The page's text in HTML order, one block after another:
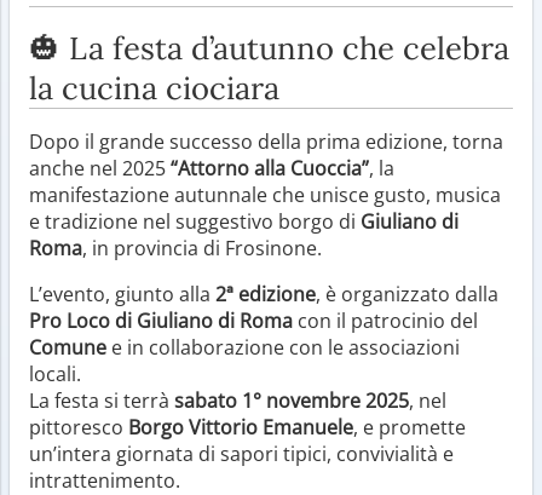
🎃 La festa d’autunno che celebra
la cucina ciociara
Dopo il grande successo della prima edizione, torna
anche nel 2025“Attorno alla Cuoccia”, la
manifestazione autunnale che unisce gusto, musica
e tradizione nel suggestivo borgo di Giuliano di
Roma, in provincia di Frosinone.
L’evento, giunto alla 2ª edizione, è organizzato dalla
Pro Loco di Giuliano di Roma con il patrocinio del
Comune e in collaborazione con le associazioni
locali.
La festa si terrà sabato 1° novembre 2025, nel
pittoresco Borgo Vittorio Emanuele, e promette
un’intera giornata di sapori tipici, convivialità e
intrattenimento.